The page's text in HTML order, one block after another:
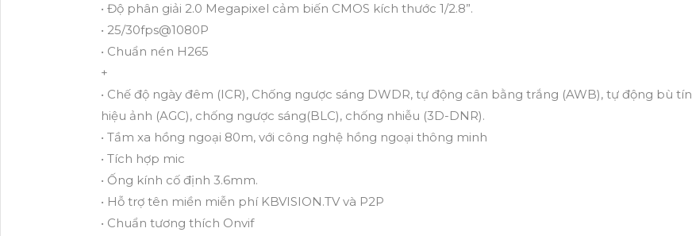
• Độ phân giải 2.0 Megapixel cảm biến CMOS kích thước 1/2.8”.
• 25/30fps@1080P
• Chuẩn nén H265
+
• Chế độ ngày đêm (ICR), Chống ngược sáng DWDR, tự động cân bằng trắng (AWB), tự động bù tín
hiệu ảnh (AGC), chống ngược sáng(BLC), chống nhiễu (3D-DNR).
• Tầm xa hồng ngoại 80m, với công nghệ hồng ngoại thông minh
• Tích hợp mic
• Ống kính cố định 3.6mm.
• Hỗ trợ tên miền miễn phí KBVISION.TV và P2P
• Chuẩn tương thích Onvif